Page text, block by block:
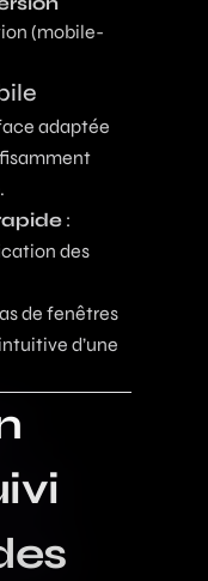
(mobile-
adaptée
:
des
de fenêtres
d’une